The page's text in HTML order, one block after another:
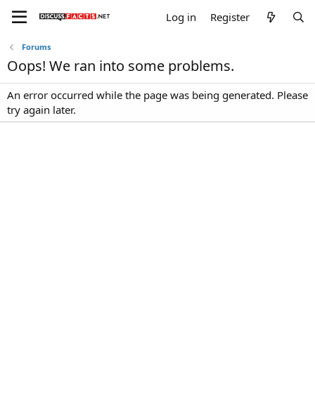
Log in Register
Forums
Oops! We ran into some problems.
An error occurred while the page was being generated. Please
try again later.